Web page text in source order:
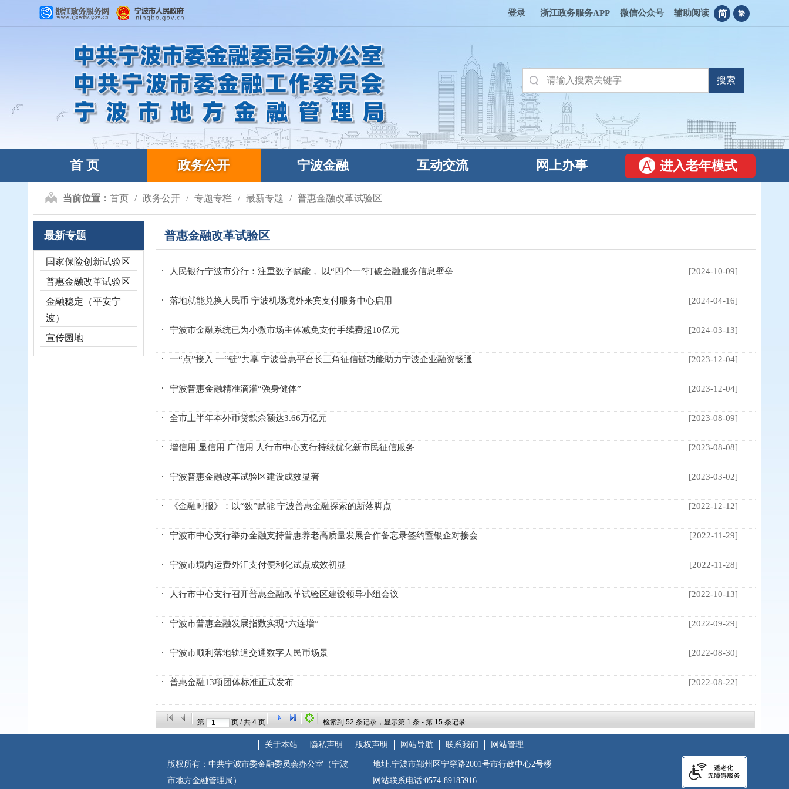
登录 浙江政务服务APP 微信公众号 辅助阅读 简 繁
首 页 政务公开 宁波金融 互动交流 网上办事 进入老年模式
当前位置： 首页 政务公开 专题专栏 最新专题 普惠金融改革试验区
最新专题
国家保险创新试验区
普惠金融改革试验区
金融稳定（平安宁
波）
宣传园地
普惠金融改革试验区
人民银行宁波市分行：注重数字赋能， 以“四个一”打破金融服务信息壁垒 [2024-10-09]
落地就能兑换人民币 宁波机场境外来宾支付服务中心启用 [2024-04-16]
宁波市金融系统已为小微市场主体减免支付手续费超10亿元 [2024-03-13]
一“点”接入 一“链”共享 宁波普惠平台长三角征信链功能助力宁波企业融资畅通 [2023-12-04]
宁波普惠金融精准滴灌“强身健体” [2023-12-04]
全市上半年本外币贷款余额达3.66万亿元 [2023-08-09]
增信用 显信用 广信用 人行市中心支行持续优化新市民征信服务 [2023-08-08]
宁波普惠金融改革试验区建设成效显著 [2023-03-02]
《金融时报》：以“数”赋能 宁波普惠金融探索的新落脚点 [2022-12-12]
宁波市中心支行举办金融支持普惠养老高质量发展合作备忘录签约暨银企对接会 [2022-11-29]
宁波市境内运费外汇支付便利化试点成效初显 [2022-11-28]
人行市中心支行召开普惠金融改革试验区建设领导小组会议 [2022-10-13]
宁波市普惠金融发展指数实现“六连增” [2022-09-29]
宁波市顺利落地轨道交通数字人民币场景 [2022-08-30]
普惠金融13项团体标准正式发布 [2022-08-22]
第 页 / 共4 页 检索到52 条记录，显示第1 条 - 第15 条记录
关于本站 隐私声明 版权声明 网站导航 联系我们 网站管理
版权所有：中共宁波市委金融委员会办公室（宁波
市地方金融管理局）
地址:宁波市鄞州区宁穿路2001号市行政中心2号楼
网站联系电话:0574-89185916